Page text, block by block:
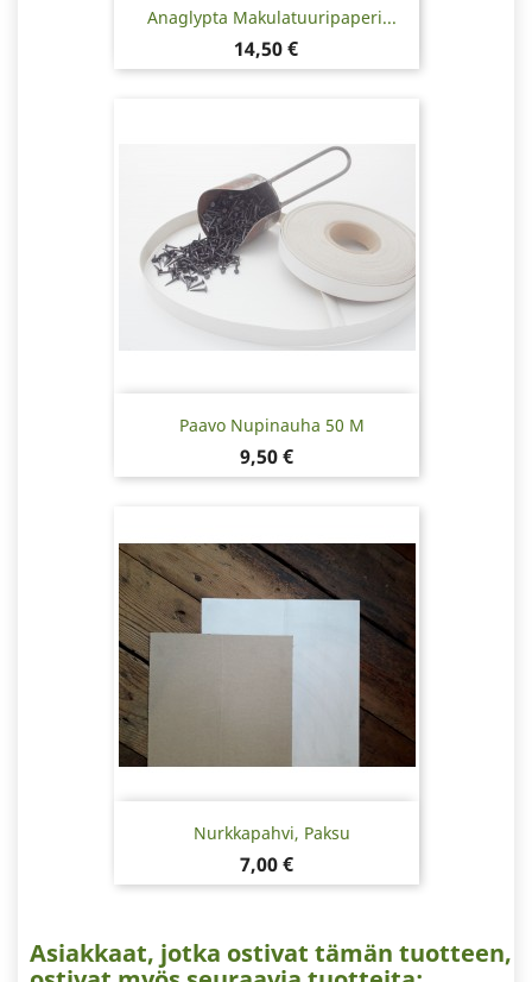
Anaglypta Makulatuuripaperi...
Hinta
14,50 €
Paavo Nupinauha 50 M
Hinta
9,50 €
Nurkkapahvi, Paksu
Hinta
7,00 €
Asiakkaat, jotka ostivat tämän tuotteen,